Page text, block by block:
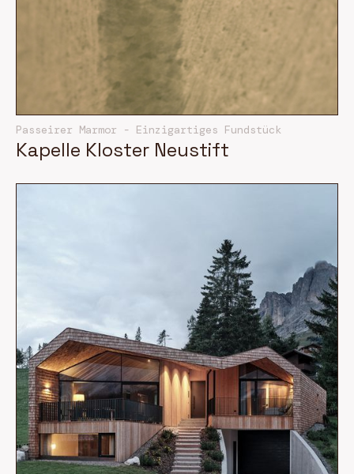
Passeirer Marmor - Einzigartiges Fundstück
Kapelle Kloster Neustift